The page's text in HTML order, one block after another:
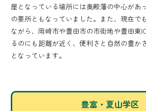
屋となっている場所には奥殿藩の中心があ
の要所ともなっていました。また、現在で
ながら、岡崎市や豊田市の市街地や豊田東
るのにも距離が近く、便利さと自然の豊か
となっています。
豊富・夏山学区